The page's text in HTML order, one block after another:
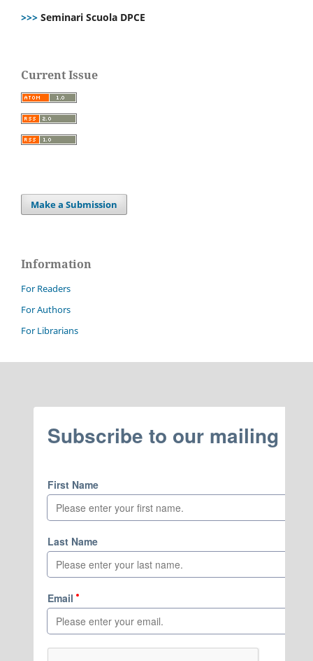
>>> Seminari Scuola DPCE
Current Issue
Make a Submission
Information
For Readers
For Authors
For Librarians